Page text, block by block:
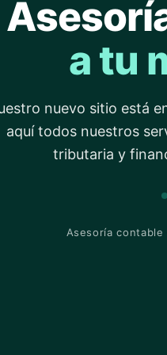
a tu
nuevo sitio está
aquí todos nuestros
tributaria y
Asesoría contable